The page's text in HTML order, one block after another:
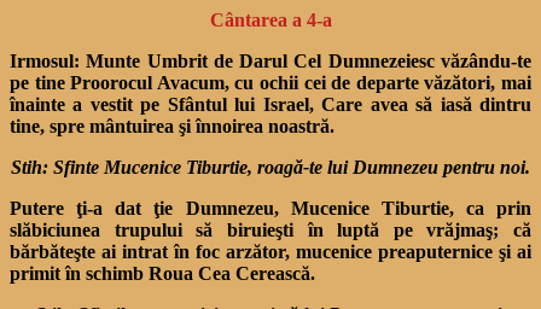
Cântarea a 4-a
Irmosul:Munte Umbrit de Darul Cel Dumnezeiesc văzându-te
pe tine Proorocul Avacum, cu ochii cei de departe văzători, mai
înainte a vestit pe Sfântul lui Israel, Care avea să iasă dintru
tine, spre mântuirea şi înnoirea noastră.
Stih: Sfinte Mucenice Tiburtie, roagă-te lui Dumnezeu pentru noi.
Putere ţi-a dat ţie Dumnezeu, Mucenice Tiburtie, ca prin
slăbiciunea trupului să biruieşti în luptă pe vrăjmaş; că
bărbăteşte ai intrat în foc arzător, mucenice preaputernice şi ai
primit în schimb Roua Cea Cerească.